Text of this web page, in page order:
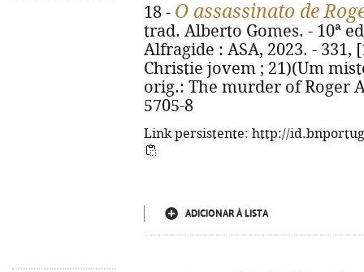
18 - O assassinato de
trad. Alberto Gomes. - 10ª
Alfragide : ASA, 2023. - 331,
Christie jovem ; 21)(Um
orig.: The murder of Roger
5705-8
Link persistente: http://
ADICIONAR À LISTA